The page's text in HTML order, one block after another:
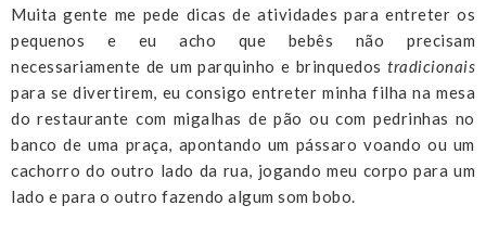
Muita gente me pede dicas de atividades para entreter os
pequenos e eu acho que bebês não precisam
necessariamente de um parquinho e brinquedos tradicionais
para se divertirem, eu consigo entreter minha filha na mesa
do restaurante com migalhas de pão ou com pedrinhas no
banco de uma praça, apontando um pássaro voando ou um
cachorro do outro lado da rua, jogando meu corpo para um
lado e para o outro fazendo algum som bobo.